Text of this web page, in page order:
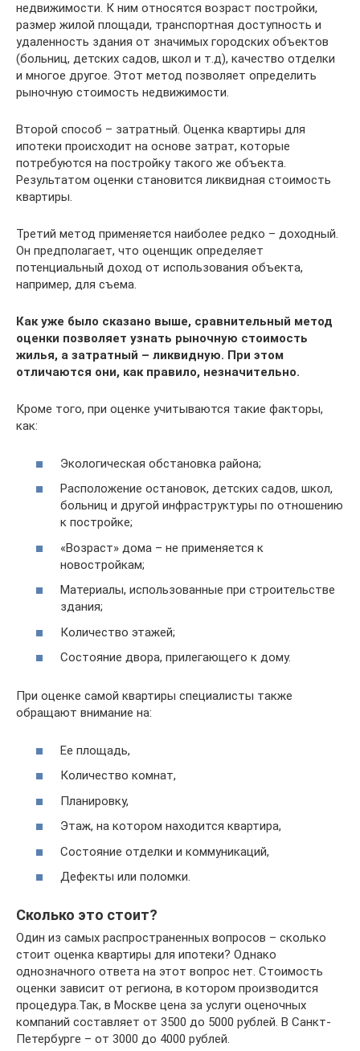
недвижимости. К ним относятся возраст постройки,
размер жилой площади, транспортная доступность и
удаленность здания от значимых городских объектов
(больниц, детских садов, школ и т.д), качество отделки
и многое другое. Этот метод позволяет определить
рыночную стоимость недвижимости.
Второй способ – затратный. Оценка квартиры для
ипотеки происходит на основе затрат, которые
потребуются на постройку такого же объекта.
Результатом оценки становится ликвидная стоимость
квартиры.
Третий метод применяется наиболее редко – доходный.
Он предполагает, что оценщик определяет
потенциальный доход от использования объекта,
например, для съема.
Как уже было сказано выше, сравнительный метод
оценки позволяет узнать рыночную стоимость
жилья, а затратный – ликвидную. При этом
отличаются они, как правило, незначительно.
Кроме того, при оценке учитываются такие факторы,
как:
Экологическая обстановка района;
Расположение остановок, детских садов, школ,
больниц и другой инфраструктуры по отношению
к постройке;
«Возраст» дома – не применяется к
новостройкам;
Материалы, использованные при строительстве
здания;
Количество этажей;
Состояние двора, прилегающего к дому.
При оценке самой квартиры специалисты также
обращают внимание на:
Ее площадь,
Количество комнат,
Планировку,
Этаж, на котором находится квартира,
Состояние отделки и коммуникаций,
Дефекты или поломки.
Сколько это стоит?
Один из самых распространенных вопросов – сколько
стоит оценка квартиры для ипотеки? Однако
однозначного ответа на этот вопрос нет. Стоимость
оценки зависит от региона, в котором производится
процедура.Так, в Москве цена за услуги оценочных
компаний составляет от 3500 до 5000 рублей. В Санкт-
Петербурге – от 3000 до 4000 рублей.